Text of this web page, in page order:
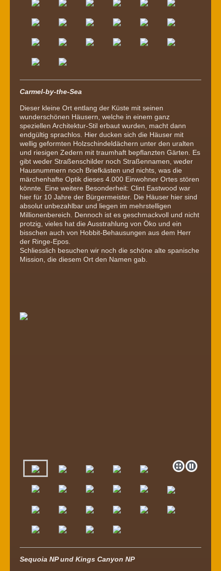
Carmel-by-the-Sea
Dieser kleine Ort entlang der Küste mit seinen
wunderschönen Häusern, welche in einem ganz
speziellen Architektur-Stil erbaut wurden, macht dann
endgültig sprachlos. Hier ducken sich die Häuser mit
wellig geformten Holzschindeldächern unter den uralten
und riesigen Zedern mit traumhaft bepflanzten Gärten. Es
gibt weder Straßenschilder noch Straßennamen, weder
Hausnummern noch Briefkästen und nichts, was die
märchenhafte Optik dieses 4.000 Einwohner Ortes stören
könnte. Eine weitere Besonderheit: Clint Eastwood war
hier für 10 Jahre der Bürgermeister. Die Häuser hier sind
absolut unbezahlbar und liegen im mehrstelligen
Millionenbereich. Dennoch ist es geschmackvoll und nicht
protzig, vieles hat die Ausstrahlung von Öko und ein
bisschen auch von Hobbit-Behausungen aus dem Herr
der Ringe-Epos.
Schliesslich besuchen wir noch die schöne alte spanische
Mission, die diesem Ort den Namen gab.
Sequoia NP und Kings Canyon NP